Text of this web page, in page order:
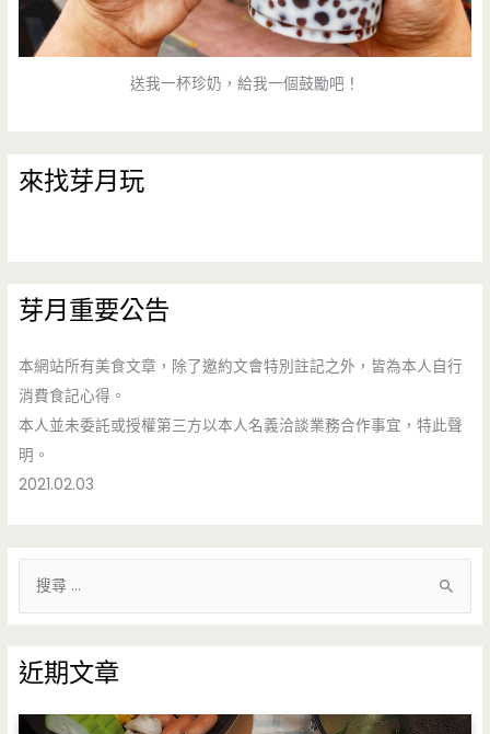
送我一杯珍奶，給我一個鼓勵吧！
來找芽月玩
芽月重要公告
本網站所有美食文章，除了邀約文會特別註記之外，皆為本人自行
消費食記心得。
本人並未委託或授權第三方以本人名義洽談業務合作事宜，特此聲
明。
2021.02.03
鍵
字
:
近期文章